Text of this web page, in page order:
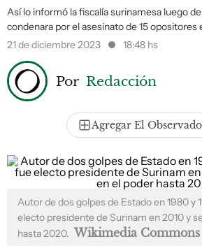
Así lo informó la fiscalía surinamesa luego
condenara por el asesinato de 15 opositores
21 de diciembre 2023
18:48 hs
Por Redacción
Agregar El
Autor de dos golpes de Estado en 1980 y
electo presidente de Surinam en 2010 y
hasta 2020. Wikimedia Commons